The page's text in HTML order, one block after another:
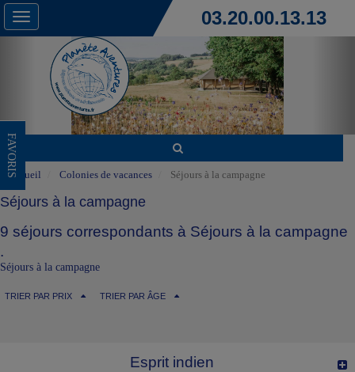
Toggle
navigation
03.20.00.13.13
FAVORIS
Accueil Colonies de vacances Séjours à la campagne
Séjours à la campagne
9 séjours correspondants à Séjours à la campagne
.
Séjours à la campagne
TRIER PAR PRIX TRIER PAR ÂGE
Esprit indien